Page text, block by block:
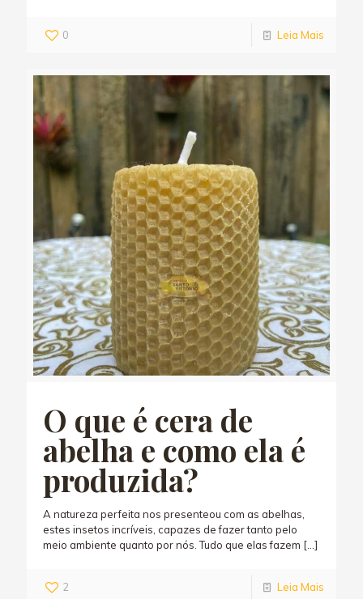
0 Leia Mais
O que é cera de
abelha e como ela é
produzida?
A natureza perfeita nos presenteou com as abelhas,
estes insetos incríveis, capazes de fazer tanto pelo
meio ambiente quanto por nós. Tudo que elas fazem […]
2 Leia Mais